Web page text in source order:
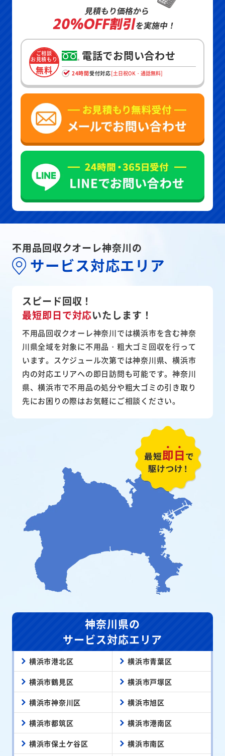
見積もり価格から
20%OFF割引を実施中！
ご相談
お見積もり
無料
電話でお問い合わせ
24時間受付対応[土日祝OK・通話無料]
不用品回収クオーレ神奈川の
サービス対応エリア
スピード回収！
最短即日で対応いたします！
不用品回収クオーレ神奈川では横浜市を含む神奈
川県全域を対象に不用品・粗大ゴミ回収を行って
います。スケジュール次第では神奈川県、横浜市
内の対応エリアへの即日訪問も可能です。神奈川
県、横浜市で不用品の処分や粗大ゴミの引き取り
先にお困りの際はお気軽にご相談ください。
神奈川県の
サービス対応エリア
横浜市港北区 横浜市青葉区
横浜市鶴見区 横浜市戸塚区
横浜市神奈川区 横浜市旭区
横浜市都筑区 横浜市港南区
横浜市保土ケ谷区 横浜市南区